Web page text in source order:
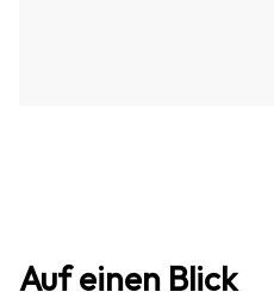
Auf einen Blick